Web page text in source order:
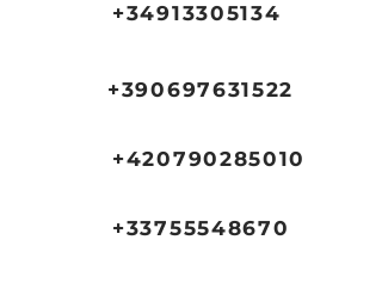
+34913305134
+390697631522
+420790285010
+33755548670